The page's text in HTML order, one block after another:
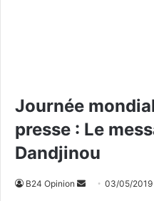
Journée
presse : Le
Dandjinou
B24 Opinion 03/05/2019